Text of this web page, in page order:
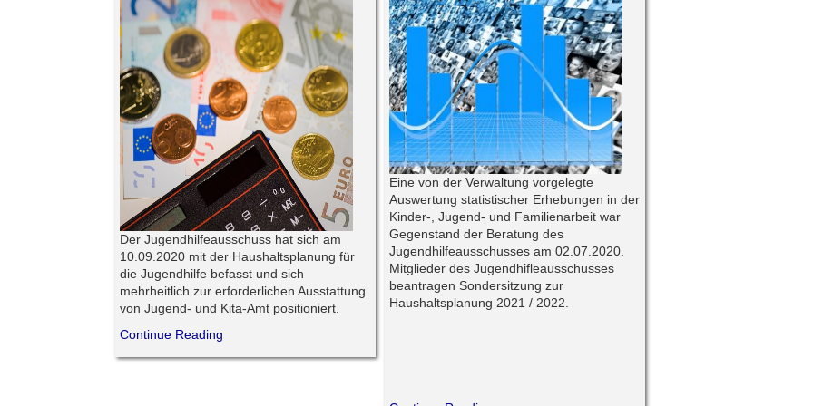
Der Jugendhilfeausschuss hat sich am
10.09.2020 mit der Haushaltsplanung für
die Jugendhilfe befasst und sich
mehrheitlich zur erforderlichen Ausstattung
von Jugend- und Kita-Amt positioniert.
Continue Reading
Eine von der Verwaltung vorgelegte
Auswertung statistischer Erhebungen in der
Kinder-, Jugend- und Familienarbeit war
Gegenstand der Beratung des
Jugendhilfeausschusses am 02.07.2020.
Mitglieder des Jugendhifleausschusses
beantragen Sondersitzung zur
Haushaltsplanung 2021 / 2022.